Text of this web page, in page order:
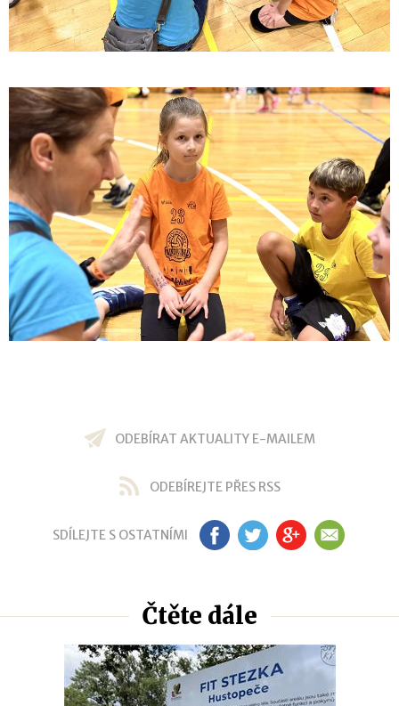
ODEBÍRAT AKTUALITY E-MAILEM
ODEBÍREJTE PŘES RSS
SDÍLEJTE S OSTATNÍMI FB TW GP EM
Čtěte dále